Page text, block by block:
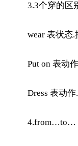
3.3个穿的区
wear 表状态.
Put on 表动作
Dress 表动作.
4.from…to…